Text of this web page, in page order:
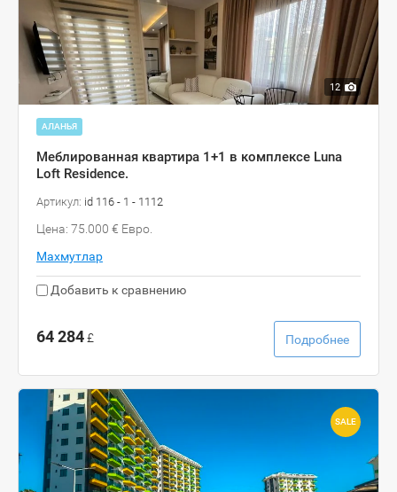
12
АЛАНЬЯ
Меблированная квартира 1+1 в комплексе Luna
Loft Residence.
Артикул: id 116 - 1 - 1112
Цена: 75.000 € Евро.
Махмутлар
Добавить к сравнению
64 284£ Подробнее
SALE